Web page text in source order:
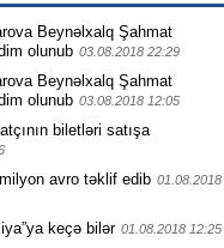
Beynəlxalq Şahmat
olunub 03.08.2018 22:29
Beynəlxalq Şahmat
olunub 03.08.2018 12:05
biletləri satışa
milyon avro təklif edib 01.08.2018
keçə bilər 01.08.2018 12:25